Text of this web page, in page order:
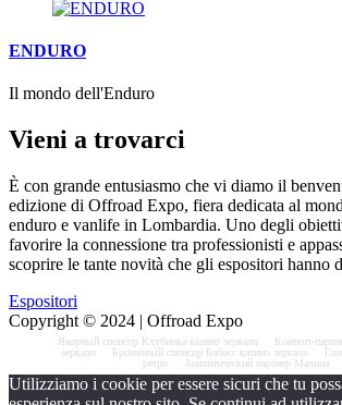
ENDURO
Il mondo dell'Enduro
Vieni a trovarci
È con grande entusiasmo che vi diamo il
edizione di Offroad Expo, fiera dedicata al
enduro e vanlife in Lombardia. Uno degli
favorire la connessione tra professionisti e
scoprire le tante novità che gli espositori hanno
Espositori
Copyright © 2024 | Offroad Expo
Якорный спонсор Клубника казино зеркало Контент-
зеркало
Бронзовый спонсор Бабосс казино зеркало
ретро
Аналитический партнер Малина
Utilizziamo i cookie per essere sicuri che tu